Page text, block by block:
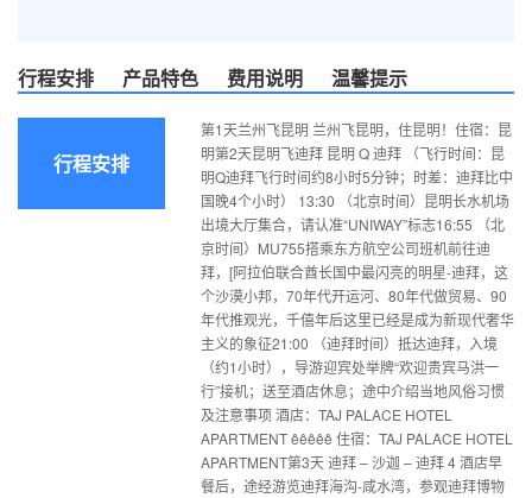
行程安排 产品特色 费用说明 温馨提示
行程安排
第1天兰州飞昆明 兰州飞昆明，住昆明！住宿：昆
明第2天昆明飞迪拜 昆明 Q 迪拜 （飞行时间：昆
明Q迪拜飞行时间约8小时5分钟；时差：迪拜比中
国晚4个小时） 13:30 （北京时间）昆明长水机场
出境大厅集合，请认准“UNIWAY”标志16:55 （北
京时间）MU755搭乘东方航空公司班机前往迪
拜，[阿拉伯联合酋长国中最闪亮的明星-迪拜，这
个沙漠小邦，70年代开运河、80年代做贸易、90
年代推观光，千僖年后这里已经是成为新现代奢华
主义的象征21:00 （迪拜时间）抵达迪拜，入境
（约1小时），导游迎宾处举牌“欢迎贵宾马洪一
行”接机；送至酒店休息；途中介绍当地风俗习惯
及注意事项 酒店：TAJ PALACE HOTEL
APARTMENT êêêêê 住宿：TAJ PALACE HOTEL
APARTMENT第3天 迪拜 – 沙迦 – 迪拜 4 酒店早
餐后，途经游览迪拜海沟-咸水湾，参观迪拜博物